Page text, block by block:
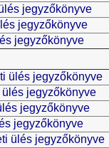
jegyzőkönyve
jegyzőkönyve
jegyzőkönyve
ülés jegyzőkönyve
jegyzőkönyve
jegyzőkönyve
jegyzőkönyve
ülés jegyzőkönyve